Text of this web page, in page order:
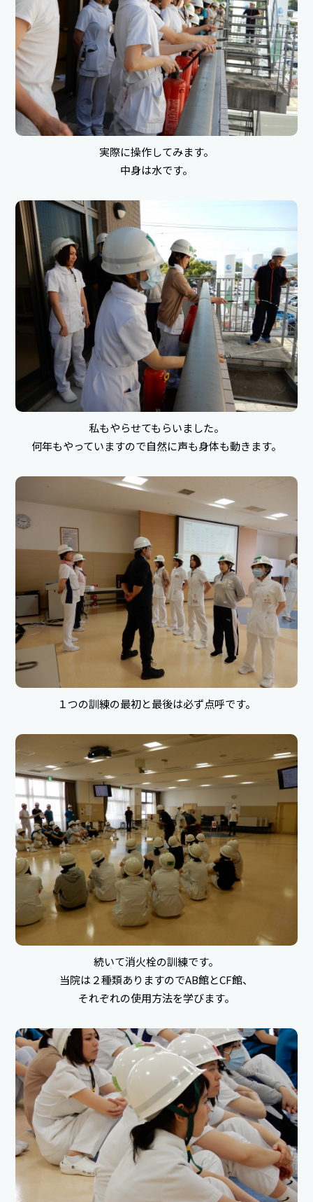
実際に操作してみます。
中身は水です。
私もやらせてもらいました。
何年もやっていますので自然に声も身体も動きます。
１つの訓練の最初と最後は必ず点呼です。
続いて消火栓の訓練です。
当院は２種類ありますのでAB館とCF館、
それぞれの使用方法を学びます。